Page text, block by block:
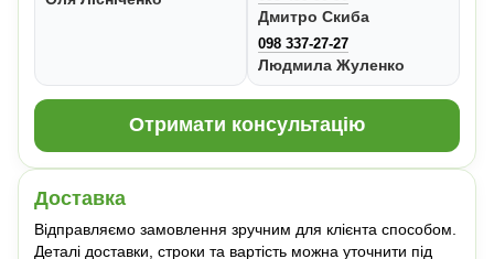
Дмитро Скиба
098 337-27-27
Людмила Жуленко
Отримати консультацію
Доставка
Відправляємо замовлення зручним для клієнта способом.
Деталі доставки, строки та вартість можна уточнити під